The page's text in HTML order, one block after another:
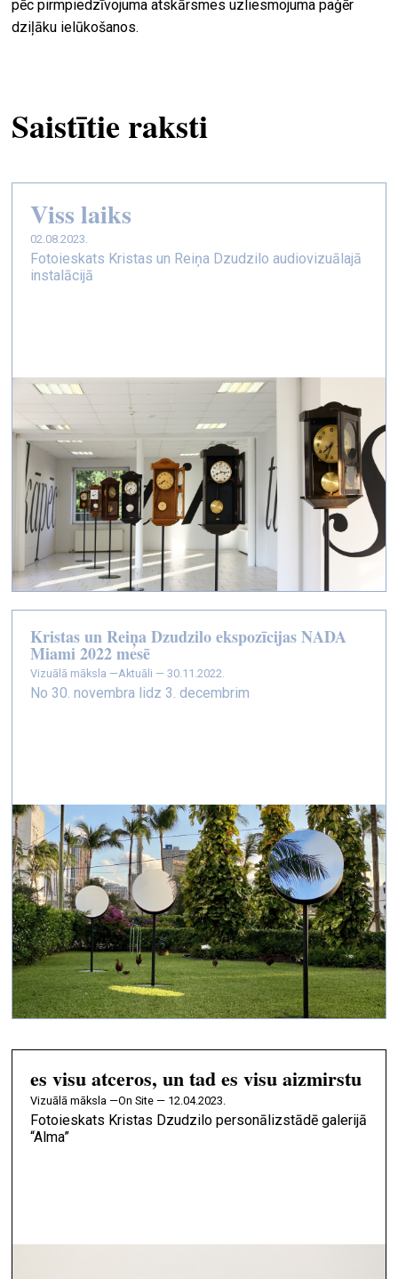
pēc pirmpiedzīvojuma atskārsmes uzliesmojuma paģēr
dziļāku ielūkošanos.
Saistītie raksti
Viss laiks
02.08.2023.
Fotoieskats Kristas un Reiņa Dzudzilo audiovizuālajā
instalācijā
Kristas un Reiņa Dzudzilo ekspozīcijas NADA
Miami 2022 mesē
vizuālā māksla —Aktuāli — 30.11.2022.
No 30. novembra lidz 3. decembrim
es visu atceros, un tad es visu aizmirstu
vizuālā māksla —On Site — 12.04.2023.
Fotoieskats Kristas Dzudzilo personālizstādē galerijā
“Alma”